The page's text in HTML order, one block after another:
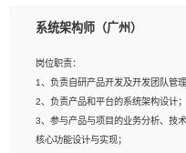
2、1年以上Golang开发工作经验，
与实现，熟悉常用开源框架及设计模
4、熟悉Golang、连接池、消息队列
跟工具使用；
5、对技术有激情，喜欢钻研，能快
强，良好的沟通表达能力和团队协作
系统架构师（广州）
岗位职责：
1、负责自研产品开发及开发团队管理
2、负责产品和平台的系统架构设计；
3、参与产品与项目的业务分析、技
核心功能设计与实现；